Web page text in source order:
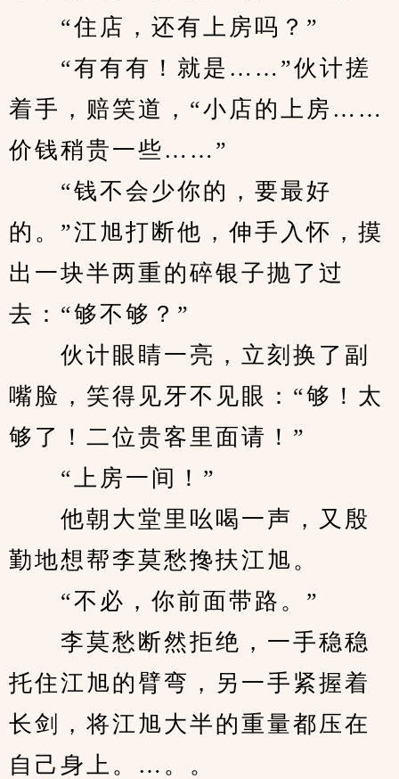
“住店，还有上房吗？”
“有有有！就是……”伙计搓
着手，赔笑道，“小店的上房……
价钱稍贵一些……”
“钱不会少你的，要最好
的。”江旭打断他，伸手入怀，摸
出一块半两重的碎银子抛了过
去：“够不够？”
伙计眼睛一亮，立刻换了副
嘴脸，笑得见牙不见眼：“够！太
够了！二位贵客里面请！”
“上房一间！”
他朝大堂里吆喝一声，又殷
勤地想帮李莫愁搀扶江旭。
“不必，你前面带路。”
李莫愁断然拒绝，一手稳稳
托住江旭的臂弯，另一手紧握着
长剑，将江旭大半的重量都压在
自己身上。…。。